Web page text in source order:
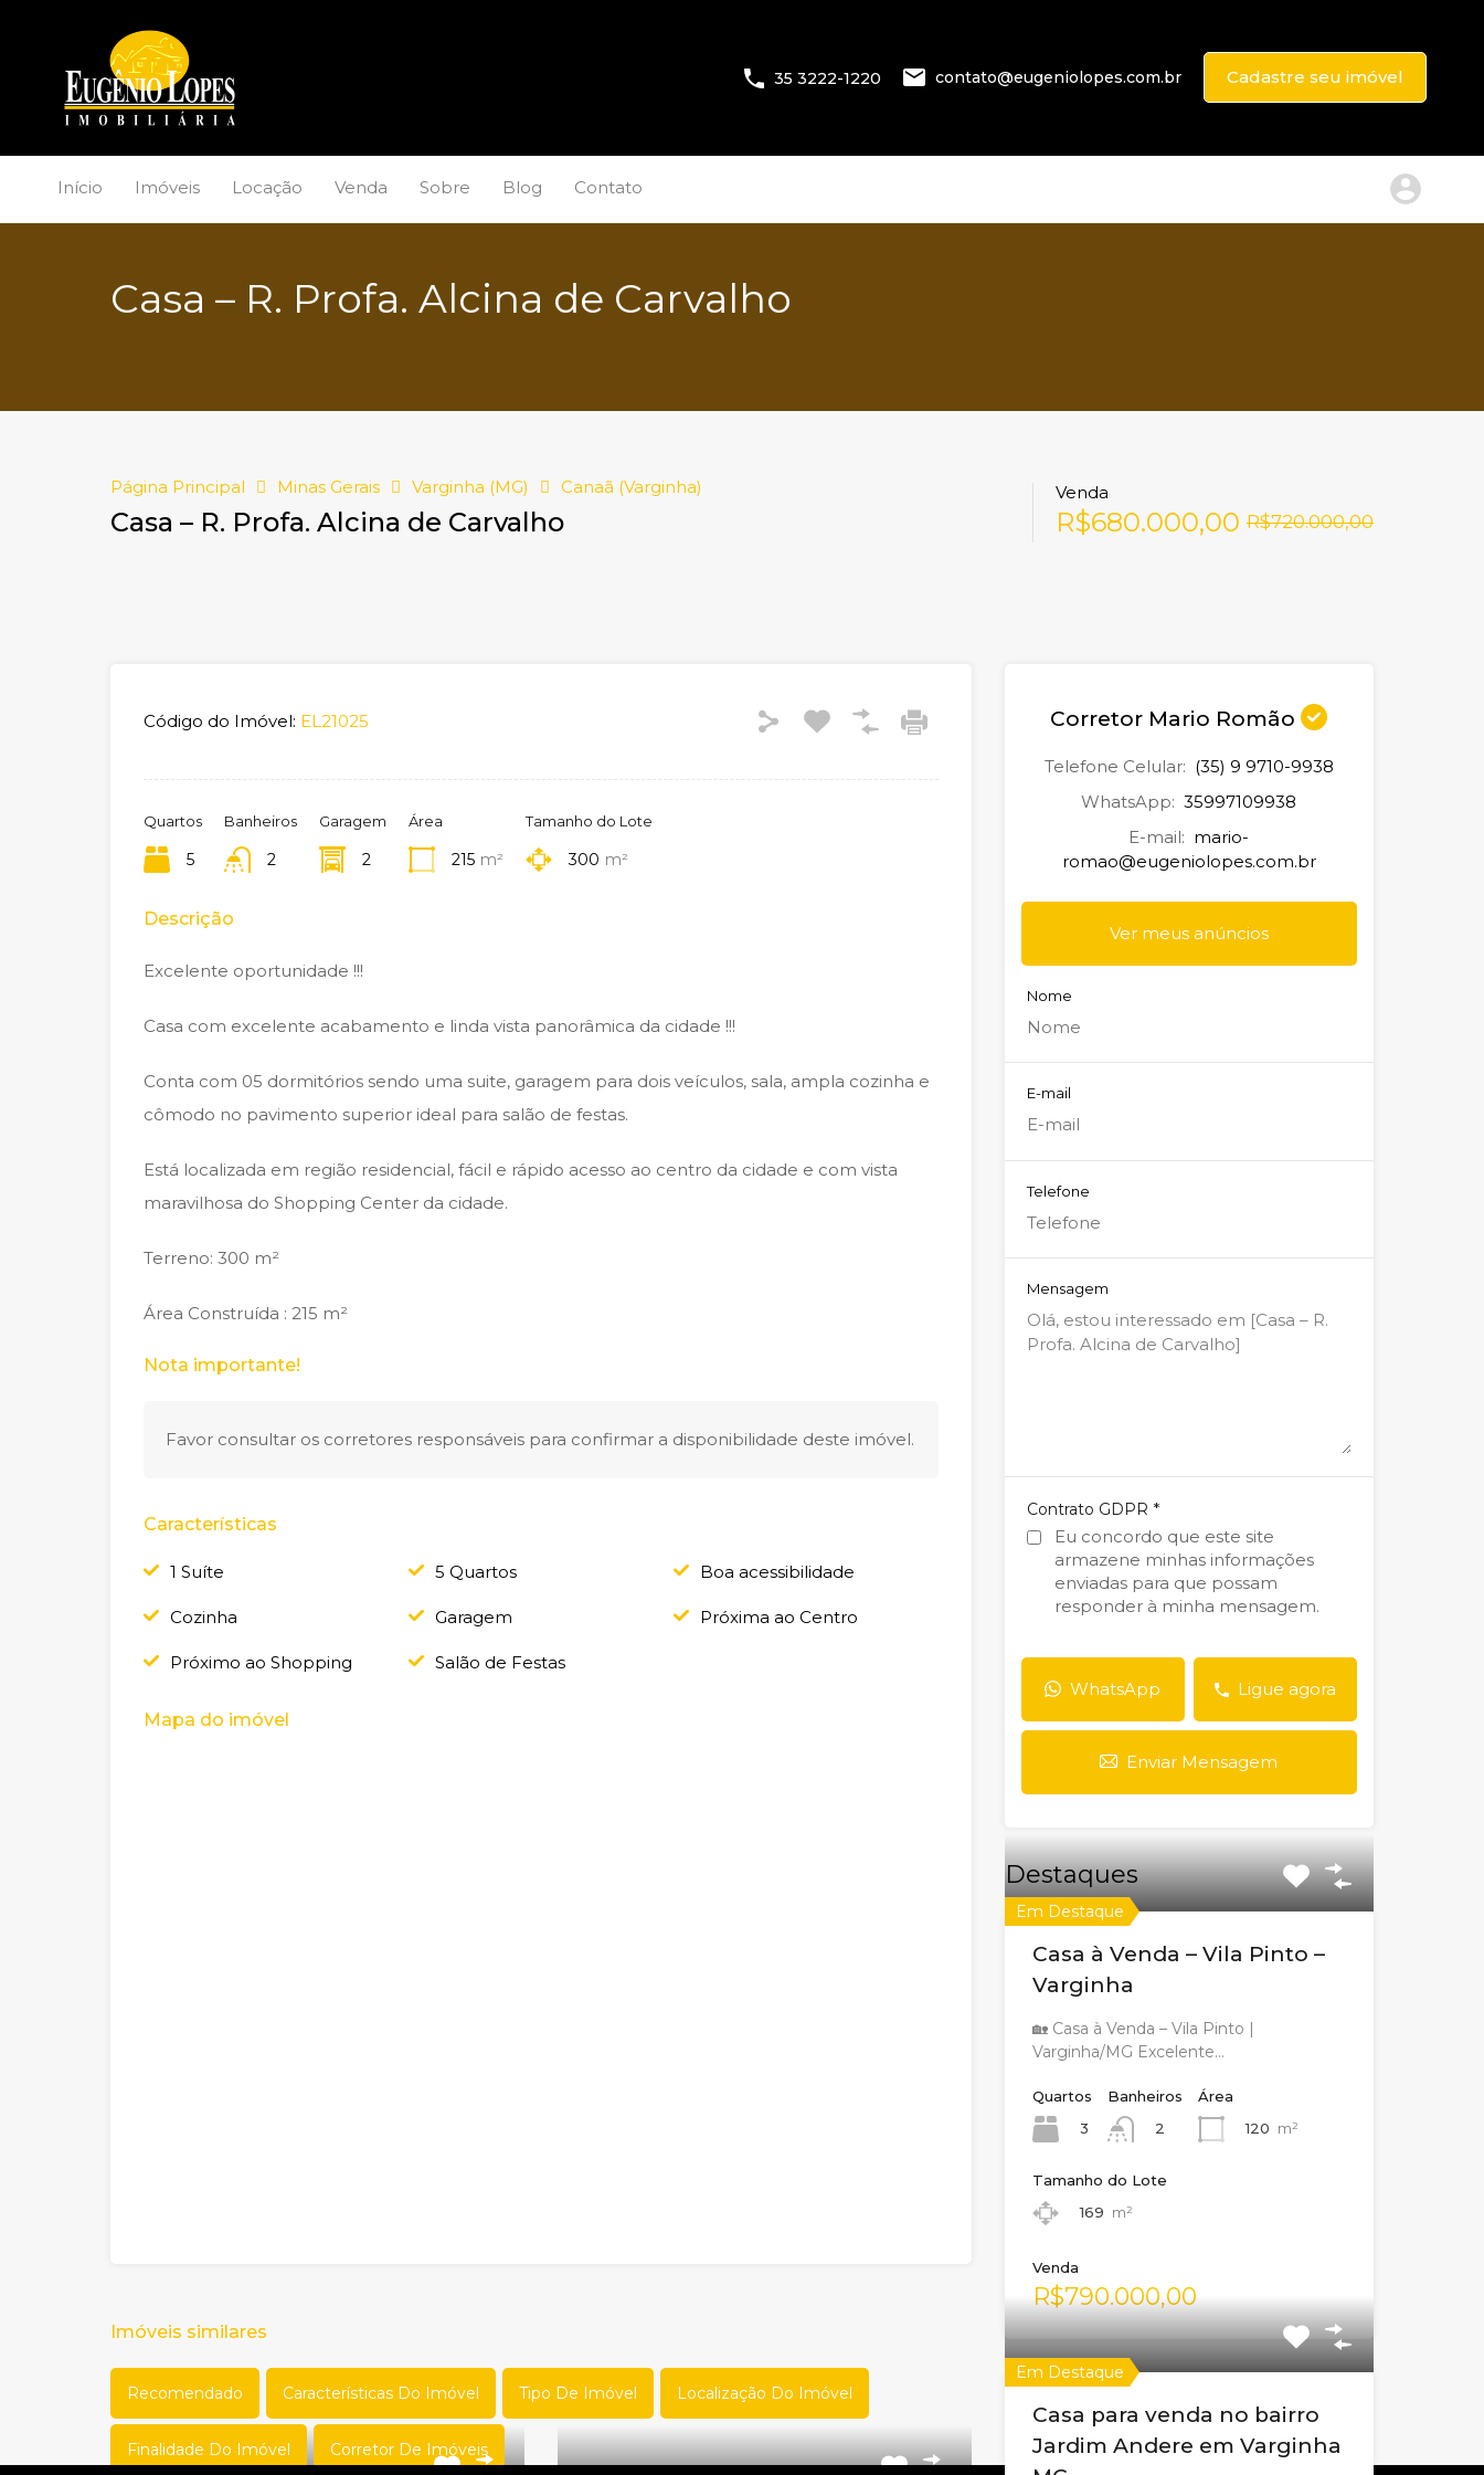
35 3222-1220 contato@eugeniolopes.com.br Cadastre seu imóvel
Início Imóveis Locação Venda Sobre Blog Contato
Casa – R. Profa. Alcina de Carvalho
Página Principal Minas Gerais Varginha (MG) Canaã (Varginha)
Casa – R. Profa. Alcina de Carvalho
Venda
R$680.000,00 R$720.000,00
Código do Imóvel: EL21025
Quartos
5
Banheiros
2
Garagem
2
Área
215 m²
Tamanho do Lote
300 m²
Descrição
Excelente oportunidade !!!
Casa com excelente acabamento e linda vista panorâmica da cidade !!!
Conta com 05 dormitórios sendo uma suite, garagem para dois veículos, sala, ampla cozinha e
cômodo no pavimento superior ideal para salão de festas.
Está localizada em região residencial, fácil e rápido acesso ao centro da cidade e com vista
maravilhosa do Shopping Center da cidade.
Terreno: 300 m²
Área Construída : 215 m²
Nota importante!
Favor consultar os corretores responsáveis para confirmar a disponibilidade deste imóvel.
Características
1 Suíte 5 Quartos Boa acessibilidade
Cozinha Garagem Próxima ao Centro
Próximo ao Shopping Salão de Festas
Mapa do imóvel
Imóveis similares
Recomendado Características Do Imóvel Tipo De Imóvel Localização Do Imóvel
Finalidade Do Imóvel Corretor De Imóveis
Corretor Mario Romão
Telefone Celular: (35) 9 9710-9938
WhatsApp: 35997109938
E-mail: mario-
romao@eugeniolopes.com.br
Ver meus anúncios
Nome
E-mail
Telefone
Mensagem
Contrato GDPR *
Eu concordo que este site
armazene minhas informações
enviadas para que possam
responder à minha mensagem.
WhatsApp Ligue agora
Enviar Mensagem
Destaques
Em Destaque
Casa à Venda – Vila Pinto –
Varginha
🏡 Casa à Venda – Vila Pinto |
Varginha/MG Excelente…
Quartos
3
Banheiros
2
Área
120 m²
Tamanho do Lote
169 m²
Venda
R$790.000,00
Em Destaque
Casa para venda no bairro
Jardim Andere em Varginha